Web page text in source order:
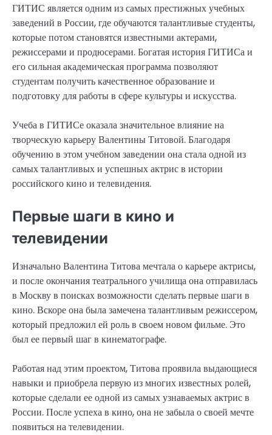
ГИТИС является одним из самых престижных учебных
заведений в России, где обучаются талантливые студенты,
которые потом становятся известными актерами,
режиссерами и продюсерами. Богатая история ГИТИСа и
его сильная академическая программа позволяют
студентам получить качественное образование и
подготовку для работы в сфере культуры и искусства.
Учеба в ГИТИСе оказала значительное влияние на
творческую карьеру Валентины Титовой. Благодаря
обучению в этом учебном заведении она стала одной из
самых талантливых и успешных актрис в истории
российского кино и телевидения.
Первые шаги в кино и
телевидении
Изначально Валентина Титова мечтала о карьере актрисы,
и после окончания театрального училища она отправилась
в Москву в поисках возможности сделать первые шаги в
кино. Вскоре она была замечена талантливым режиссером,
который предложил ей роль в своем новом фильме. Это
был ее первый шаг в кинематографе.
Работая над этим проектом, Титова проявила выдающиеся
навыки и приобрела первую из многих известных ролей,
которые сделали ее одной из самых узнаваемых актрис в
России. После успеха в кино, она не забыла о своей мечте
появиться на телевидении.